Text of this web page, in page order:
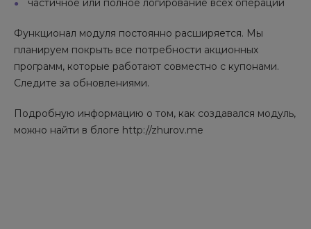
частичное или полное логирование всех операций
Функционал модуля постоянно расширяется. Мы
планируем покрыть все потребности акционных
программ, которые работают совместно с купонами.
Следите за обновлениями.
Подробную информацию о том, как создавался модуль,
можно найти в блоге http://zhurov.me